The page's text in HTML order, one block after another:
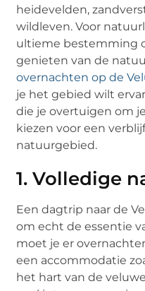
heidevelden,
wildleven. Voor
ultieme bestemming
genieten van de
overnachten op de
je het gebied wilt
die je overtuigen om
kiezen voor een
natuurgebied.
1. Volledige
Een dagtrip naar de
om echt de essentie
moet je er
een accommodatie
het hart van de